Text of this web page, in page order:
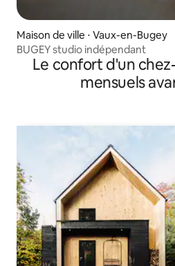
Maison de ville ⋅ Vaux-en-Bugey
BUGEY studio indépendant
Le confort d'un
mensuels